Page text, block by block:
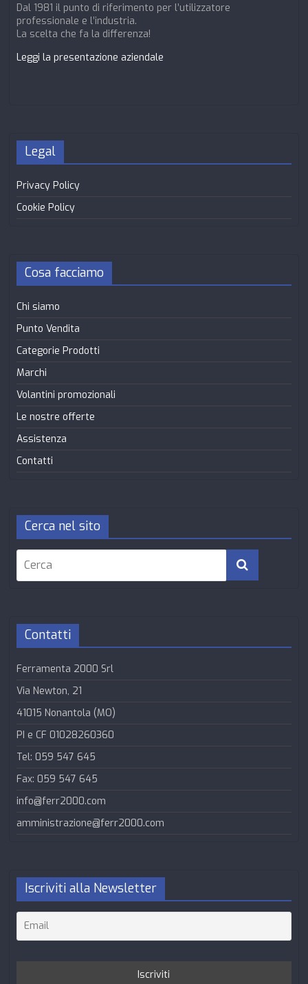
Dal 1981 il punto di riferimento per l’utilizzatore
professionale e l’industria.
La scelta che fa la differenza!
Leggi la presentazione aziendale
Legal
Privacy Policy
Cookie Policy
Cosa facciamo
Chi siamo
Punto Vendita
Categorie Prodotti
Marchi
Volantini promozionali
Le nostre offerte
Assistenza
Contatti
Cerca nel sito
Contatti
Ferramenta 2000 Srl
Via Newton, 21
41015 Nonantola (MO)
PI e CF 01028260360
Tel: 059 547 645
Fax: 059 547 645
info@ferr2000.com
amministrazione@ferr2000.com
Iscriviti alla Newsletter